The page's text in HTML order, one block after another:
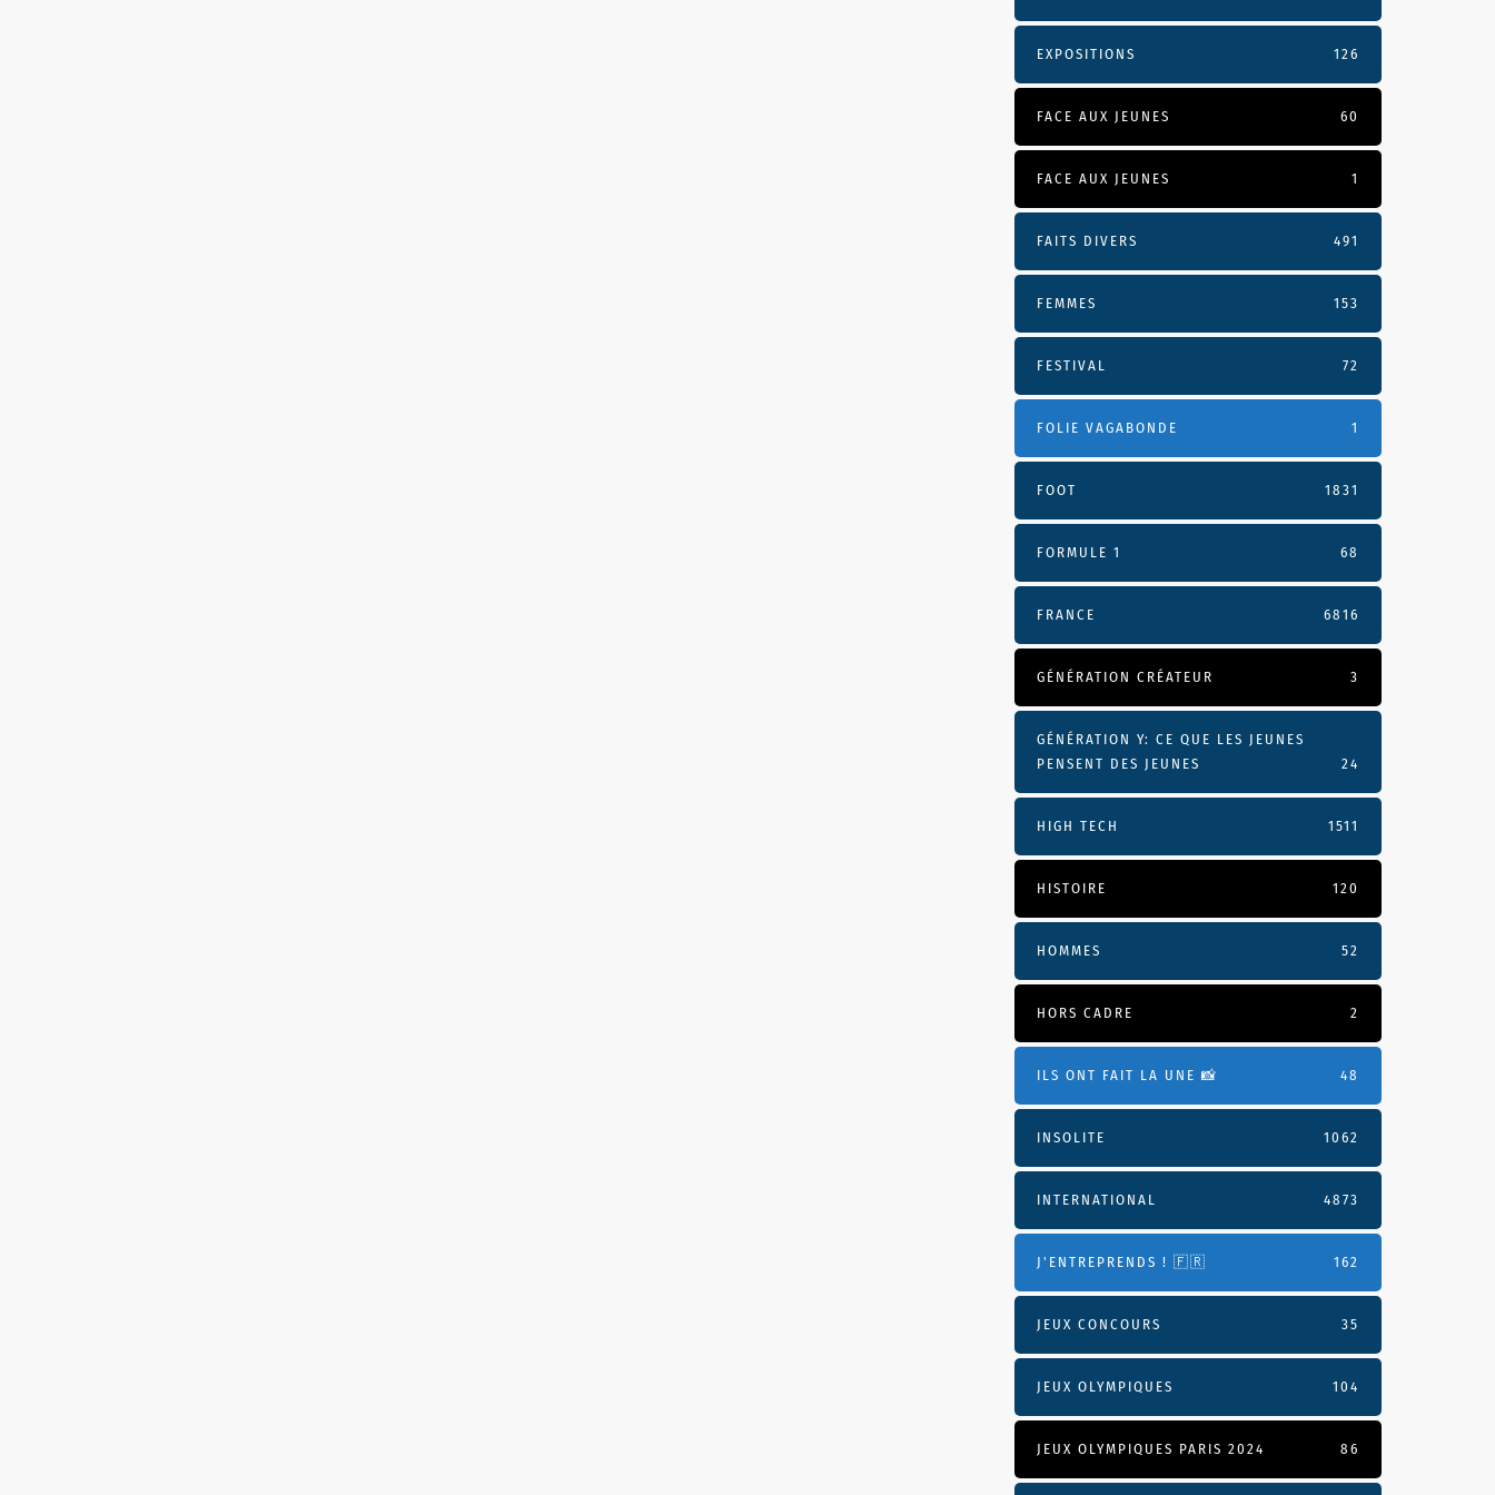
EXPOSITIONS 126
FACE AUX JEUNES 60
FACE AUX JEUNES 1
FAITS DIVERS 491
FEMMES 153
FESTIVAL 72
FOLIE VAGABONDE 1
FOOT 1831
FORMULE 1 68
FRANCE 6816
GÉNÉRATION CRÉATEUR 3
GÉNÉRATION Y: CE QUE LES JEUNES
PENSENT DES JEUNES
24
HIGH TECH 1511
HISTOIRE 120
HOMMES 52
HORS CADRE 2
ILS ONT FAIT LA UNE 📸 48
INSOLITE 1062
INTERNATIONAL 4873
J'ENTREPRENDS ! 🇫🇷 162
JEUX CONCOURS 35
JEUX OLYMPIQUES 104
JEUX OLYMPIQUES PARIS 2024 86